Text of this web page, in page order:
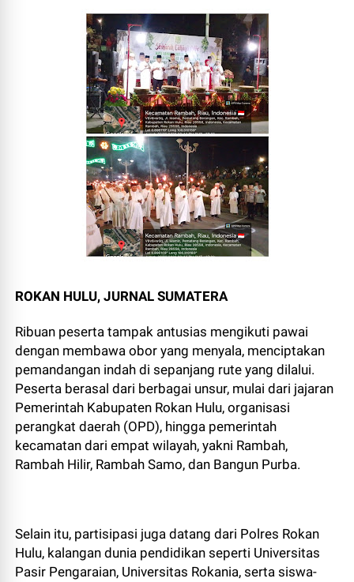
ROKAN HULU, JURNAL SUMATERA
Ribuan peserta tampak antusias mengikuti pawai
dengan membawa obor yang menyala, menciptakan
pemandangan indah di sepanjang rute yang dilalui.
Peserta berasal dari berbagai unsur, mulai dari jajaran
Pemerintah Kabupaten Rokan Hulu, organisasi
perangkat daerah (OPD), hingga pemerintah
kecamatan dari empat wilayah, yakni Rambah,
Rambah Hilir, Rambah Samo, dan Bangun Purba.
Selain itu, partisipasi juga datang dari Polres Rokan
Hulu, kalangan dunia pendidikan seperti Universitas
Pasir Pengaraian, Universitas Rokania, serta siswa-